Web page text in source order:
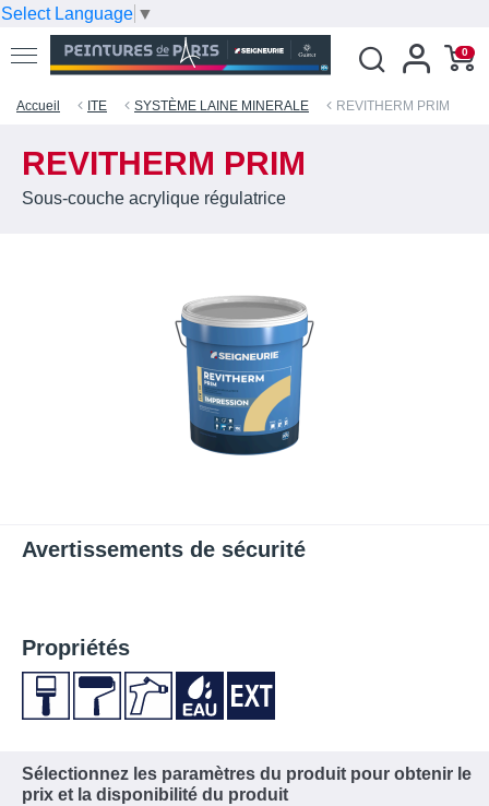
Select Language ▼
0
Accueil ITE SYSTÈME LAINE MINERALE REVITHERM PRIM
REVITHERM PRIM
Sous-couche acrylique régulatrice
Avertissements de sécurité
Propriétés
Sélectionnez les paramètres du produit pour obtenir le
prix et la disponibilité du produit